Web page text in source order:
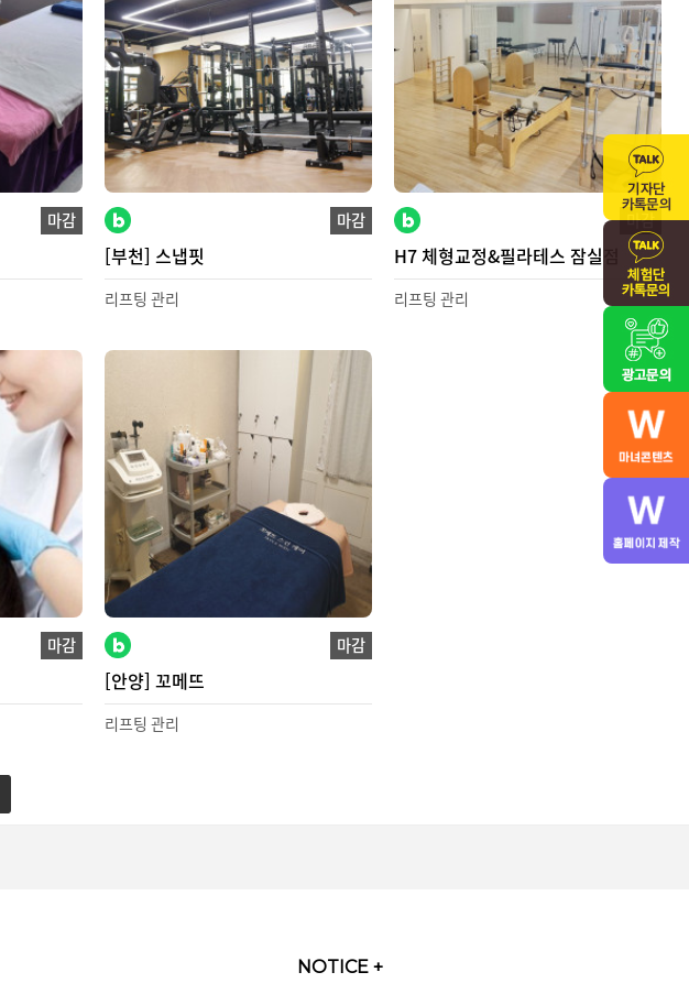
마감 마감
[부천] 스냅핏
리프팅 관리
마감
H7 체형교정&필라테스 잠실점
리프팅 관리
마감 마감
[안양] 꼬메뜨
리프팅 관리
NOTICE +